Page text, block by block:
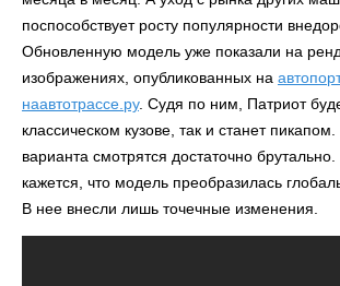
поспособствует росту популярности
Обновленную модель уже показали на
изображениях, опубликованных на
наавтотрассе.ру. Судя по ним, Патриот
классическом кузове, так и станет
варианта смотрятся достаточно
кажется, что модель преобразилась
В нее внесли лишь точечные изменения.